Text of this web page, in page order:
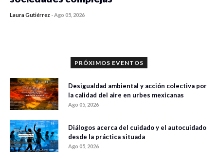
Laura Gutiérrez -Ago 05, 2026
PRÓXIMOS EVENTOS
Desigualdad ambiental y acción colectiva por
la calidad del aire en urbes mexicanas
Ago 05, 2026
Diálogos acerca del cuidado y el autocuidado
desde la práctica situada
Ago 05, 2026